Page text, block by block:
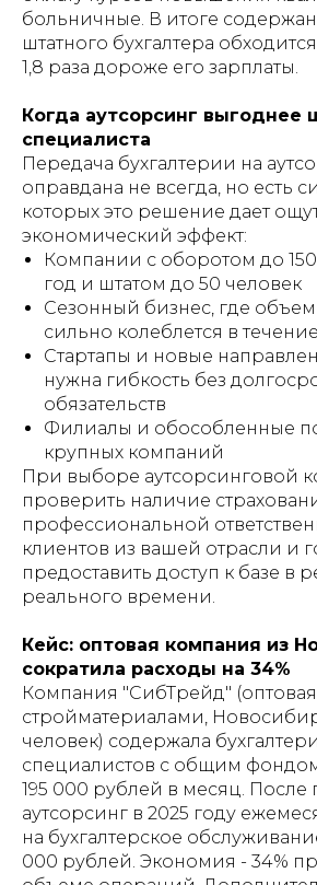
больничные. В итоге
штатного бухгалтера
1,8 раза дороже его зарплаты.
Когда аутсорсинг выгоднее
специалиста
Передача бухгалтерии на
оправдана не всегда, но есть
которых это решение дает
экономический эффект:
Компании с оборотом до
год и штатом до 50 человек
Сезонный бизнес, где
сильно колеблется в
Стартапы и новые
нужна гибкость без
обязательств
Филиалы и обособленные
крупных компаний
При выборе аутсорсинговой
проверить наличие
профессиональной
клиентов из вашей отрасли и
предоставить доступ к базе в
реального времени.
Кейс: оптовая компания из
сократила расходы на 34%
Компания "СибТрейд" (оптовая
стройматериалами,
человек) содержала
специалистов с общим
195 000 рублей в месяц. После
аутсорсинг в 2025 году
на бухгалтерское
000 рублей. Экономия - 34%